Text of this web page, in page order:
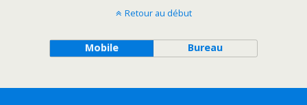
Retour au début
Mobile Bureau